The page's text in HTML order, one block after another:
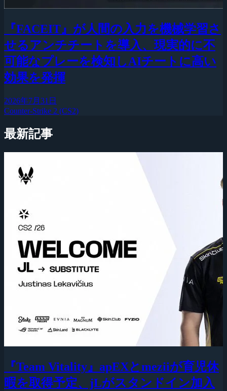
『FACEIT』が人間の入力を機械学習さ
せるアンチチートを導入、現実的に不
可能なプレーを検知しAIチートに高い
効果を発揮
2026年7月31日
Counter-Strike 2 (CS2)
最新記事
『Team Vitality』apEXとmeziiが育児休
暇を取得予定、jLがスタンドイン加入